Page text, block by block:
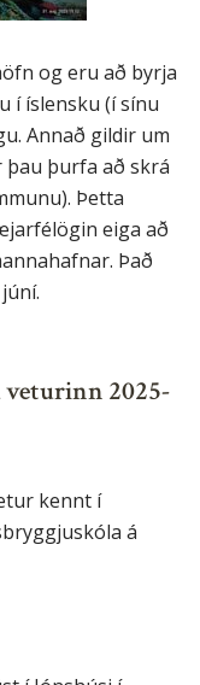
og eru að byrja
í íslensku (í sínu
Annað gildir um
þau þurfa að skrá
Þetta
eiga að
Það
2025-
kennt í
á